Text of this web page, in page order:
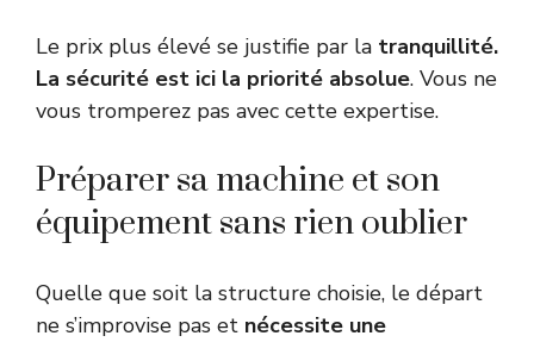
Le prix plus élevé se justifie par la tranquillité.
La sécurité est ici la priorité absolue. Vous ne
vous tromperez pas avec cette expertise.
Préparer sa machine et son
équipement sans rien oublier
Quelle que soit la structure choisie, le départ
ne s’improvise pas et nécessite une